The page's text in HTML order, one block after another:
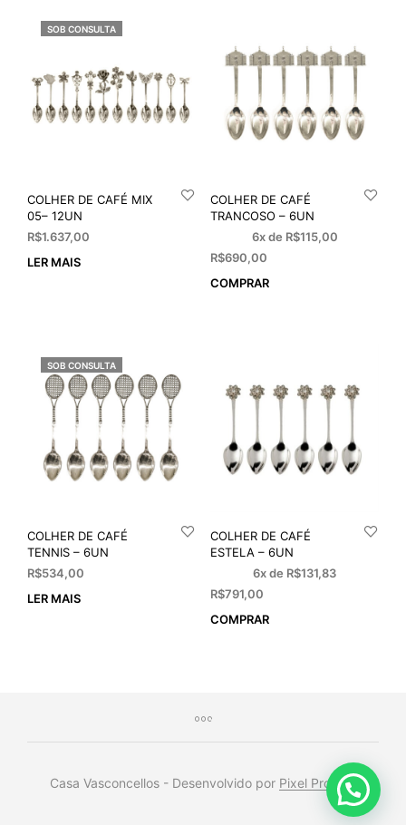
SOB CONSULTA
COLHER DE CAFÉ MIX
05– 12UN
R$1.637,00
LER MAIS
COLHER DE CAFÉ
TRANCOSO – 6UN
6x de R$115,00
R$690,00
COMPRAR
SOB CONSULTA
COLHER DE CAFÉ
TENNIS – 6UN
R$534,00
LER MAIS
COLHER DE CAFÉ
ESTELA – 6UN
6x de R$131,83
R$791,00
COMPRAR
Casa Vasconcellos - Desenvolvido por Pixel Project